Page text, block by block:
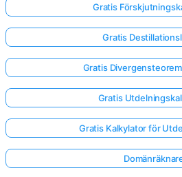
Gratis
Gratis
Gratis
Gratis
Gratis Kalkylator för